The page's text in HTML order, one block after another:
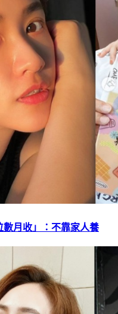
數月收」：不靠家人養